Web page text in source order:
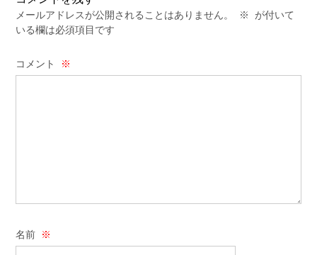
メールアドレスが公開されることはありません。 ※
が付いて
いる欄は必須項目です
コメント ※
名前 ※